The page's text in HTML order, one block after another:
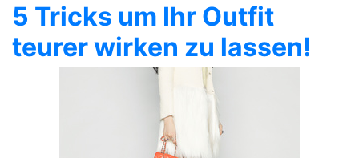
5 Tricks um Ihr Outfit
teurer wirken zu lassen!